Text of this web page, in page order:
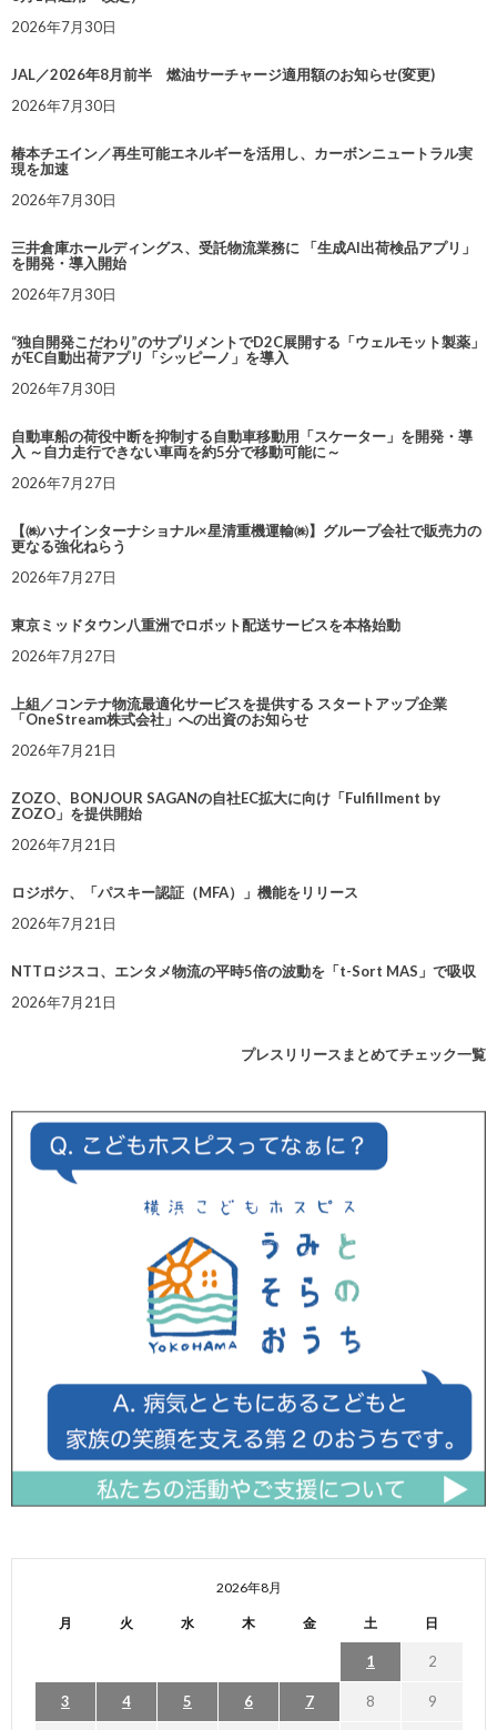
2026年7月30日
JAL／2026年8月前半 燃油サーチャージ適用額のお知らせ(変更)
2026年7月30日
椿本チエイン／再生可能エネルギーを活用し、カーボンニュートラル実
現を加速
2026年7月30日
三井倉庫ホールディングス、受託物流業務に 「生成AI出荷検品アプリ」
を開発・導入開始
2026年7月30日
“独自開発こだわり”のサプリメントでD2C展開する「ウェルモット製薬」
がEC自動出荷アプリ「シッピーノ」を導入
2026年7月30日
自動車船の荷役中断を抑制する自動車移動用「スケーター」を開発・導
入 ～自力走行できない車両を約5分で移動可能に～
2026年7月27日
【㈱ハナインターナショナル×星清重機運輸㈱】グループ会社で販売力の
更なる強化ねらう
2026年7月27日
東京ミッドタウン八重洲でロボット配送サービスを本格始動
2026年7月27日
上組／コンテナ物流最適化サービスを提供する スタートアップ企業
「OneStream株式会社」への出資のお知らせ
2026年7月21日
ZOZO、BONJOUR SAGANの自社EC拡大に向け「Fulfillment by
ZOZO」を提供開始
2026年7月21日
ロジポケ、「パスキー認証（MFA）」機能をリリース
2026年7月21日
NTTロジスコ、エンタメ物流の平時5倍の波動を「t-Sort MAS」で吸収
2026年7月21日
プレスリリースまとめてチェック一覧
2026年8月
月 火 水 木 金 土 日
1 2
3 4 5 6 7 8 9